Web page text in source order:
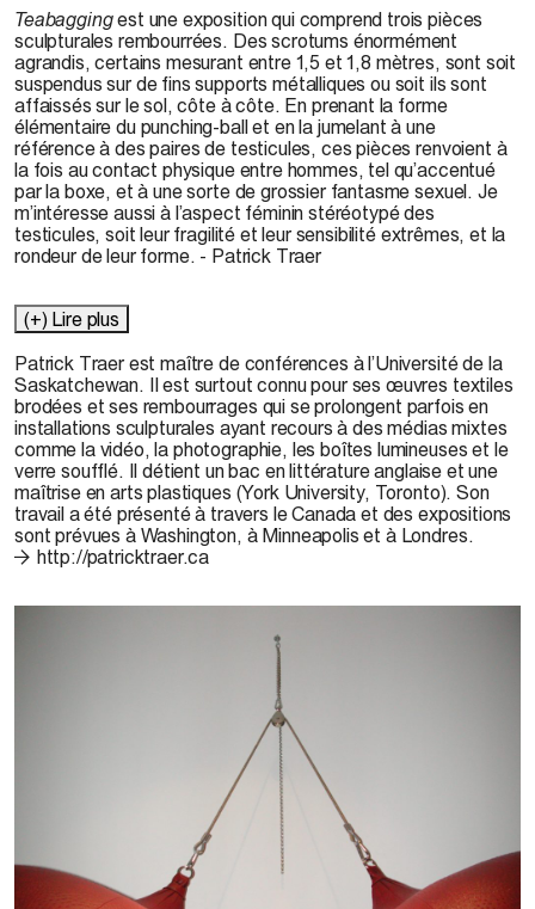
Teabaggingest une exposition qui comprend trois pièces
sculpturales rembourrées. Des scrotums énormément
agrandis, certains mesurant entre 1,5 et 1,8 mètres, sont soit
suspendus sur de fins supports métalliques ou soit ils sont
affaissés sur le sol, côte à côte. En prenant la forme
élémentaire du punching-ball et en la jumelant à une
référence à des paires de testicules, ces pièces renvoient à
la fois au contact physique entre hommes, tel qu’accentué
par la boxe, et à une sorte de grossier fantasme sexuel. Je
m’intéresse aussi à l’aspect féminin stéréotypé des
testicules, soit leur fragilité et leur sensibilité extrêmes, et la
rondeur de leur forme. - Patrick Traer
(+) Lire plus
Patrick Traer est maître de conférences à l’Université de la
Saskatchewan. Il est surtout connu pour ses œuvres textiles
brodées et ses rembourrages qui se prolongent parfois en
installations sculpturales ayant recours à des médias mixtes
comme la vidéo, la photographie, les boîtes lumineuses et le
verre soufflé. Il détient un bac en littérature anglaise et une
maîtrise en arts plastiques (York University, Toronto). Son
travail a été présenté à travers le Canada et des expositions
sont prévues à Washington, à Minneapolis et à Londres.
http://patricktraer.ca